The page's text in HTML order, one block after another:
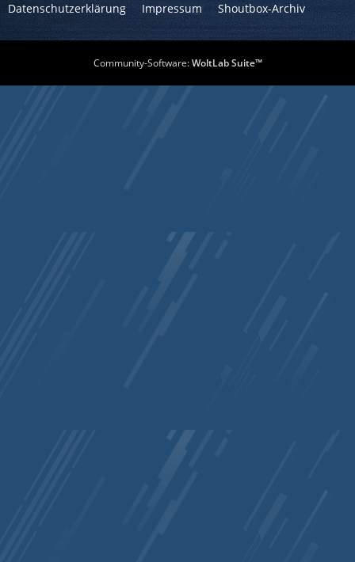
Datenschutzerklärung Impressum Shoutbox-Archiv
Community-Software:WoltLab Suite™